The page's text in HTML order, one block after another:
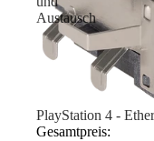
Austausch
PlayStation 4 -
Gesamtpreis: